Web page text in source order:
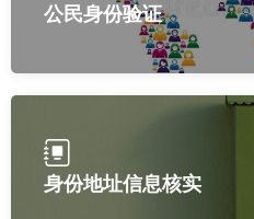
公民身份验证
身份地址信息核实